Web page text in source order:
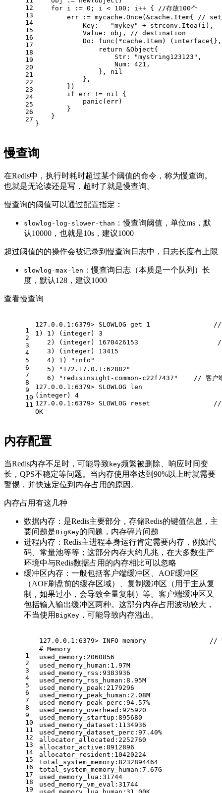
12
13
14
15
16
17
18
19
20
21
22
23
24
25
26
27
for i := 0 ; i < 100 ; i++ { //存放100个
        err := mycache.Once(&cache.Item{
// set
            Key:
"mykey"
+ strconv.Itoa(i),
            Value: obj,
// destination
            Do:
func (*cache.Item) ( interface
return &Object{
                    Str:
"mystring123123" ,
                    Num:
421 ,
                },
nil
            },
        })
if err != nil {
panic (err)
        }
    }
}
慢查询
在Redis中，执行时耗时超过某个阈值的命令，称为慢查询。
也就是无论读还是写，超时了就是慢查询。
慢查询的阈值可以通过配置指定：
slowlog-log-slower-than ：慢查询阈值，单位ms，默
认10000，也就是10s，建议1000
超过阈值的的操作会被记录到慢查询日志中，日志长度有上限
slowlog-max-len ：慢查询日志（本质是一个队列）长
度，默认128，建议1000
查看慢查询
1
2
3
4
5
6
7
8
9
10
11
127.0.0.1:6379> SLOWLOG get 1                //
1) 1) ( integer) 3
   2) (
integer) 1670426153                    // 加
   3) (
integer) 13415
   4) 1)
"info"
   5)
"172.17.0.1:62882"
   6)
"redisinsight-common-c22f7437"
// 客户
127.0.0.1:6379> SLOWLOG len                    //
( integer) 4
127.0.0.1:6379> SLOWLOG reset                // 清
OK
内存配置
当Redis内存不足时，可能导致key频繁被删除、响应时间变
长，QPS不稳定等问题。当内存使用率达到90%以上时就需要
警惕，并快速定位到内存占用的原因。
内存占用有这几种
数据内存：是Redis主要部分，存储Redis的键值信息，主
要问题是BigKey的问题，内存碎片问题
进程内存：Redis主进程本身运行肯定需要内存，例如代
码、常量池等等；这部分内存大约几兆，在大多数生产
环境中与Redis数据占用的内存相比可以忽略
缓冲区内存：一般包括客户端缓冲区、AOF缓冲区
（AOF刷盘前的缓存区域）、复制缓冲区（用于主从复
制，如果过小，会导致全量复制）等。客户端缓冲区又
包括输入输出缓冲区两种。这部分内存占用波动较大，
不当使用 BigKey ，可能导致内存溢出。
1
2
3
4
5
6
7
8
9
10
11
12
13
14
15
16
17
18
19
127.0.0.1:6379> INFO memory                // 查
# Memory
used_memory:2060856
used_memory_human:1.97M
used_memory_rss:9383936
used_memory_rss_human:8.95M
used_memory_peak:2179296
used_memory_peak_human:2.08M
used_memory_peak_perc:94.57%
used_memory_overhead:925920
used_memory_startup:895680
used_memory_dataset:1134936
used_memory_dataset_perc:97.40%
allocator_allocated:2252760
allocator_active:8912896
allocator_resident:10420224
total_system_memory:8232894464
total_system_memory_human:7.67G
used_memory_lua:31744
used_memory_vm_eval:31744